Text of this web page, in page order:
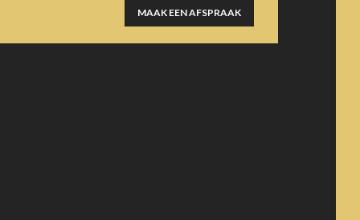
MAAK EEN AFSPRAAK